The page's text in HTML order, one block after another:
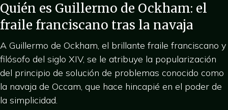
Quién es Guillermo de Ockham: el
fraile franciscano tras la navaja
A Guillermo de Ockham, el brillante fraile franciscano y
filósofo del siglo XIV, se le atribuye la popularización
del principio de solución de problemas conocido como
la navaja de Occam, que hace hincapié en el poder de
la simplicidad.